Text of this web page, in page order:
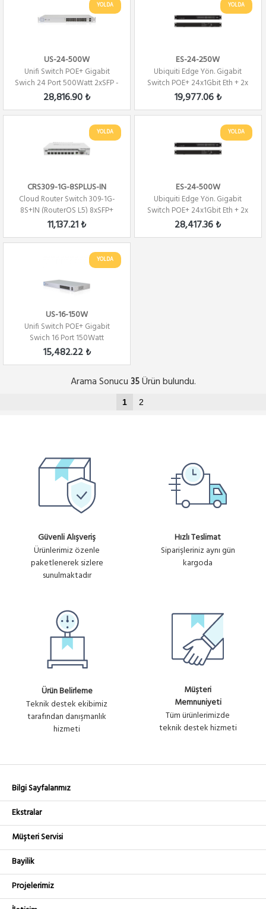
YOLDA
US-24-500W
Unifi Switch POE+ Gigabit
Swich 24 Port 500Watt 2xSFP -
Yönetilebi...
28,816.90 ₺
YOLDA
ES-24-250W
Ubiquiti Edge Yön. Gigabit
Switch POE+ 24x1Gbit Eth + 2x
SFP 250...
19,977.06 ₺
YOLDA
CRS309-1G-8SPLUS-IN
Cloud Router Switch 309-1G-
8S+IN (RouterOS L5) 8xSFP+
10G
11,137.21 ₺
YOLDA
ES-24-500W
Ubiquiti Edge Yön. Gigabit
Switch POE+ 24x1Gbit Eth + 2x
SFP 500...
28,417.36 ₺
YOLDA
US-16-150W
Unifi Switch POE+ Gigabit
Swich 16 Port 150Watt
15,482.22 ₺
Arama Sonucu 35Ürün bulundu.
1 2
Güvenli Alışveriş
Ürünlerimiz özenle
paketlenerek sizlere
sunulmaktadır
Hızlı Teslimat
Siparişleriniz aynı gün
kargoda
Ürün Belirleme
Teknik destek ekibimiz
tarafından danışmanlık
hizmeti
Müşteri
Memnuniyeti
Tüm ürünlerimizde
teknik destek hizmeti
Bilgi Sayfalarımız
Ekstralar
Müşteri Servisi
Bayilik
Projelerimiz